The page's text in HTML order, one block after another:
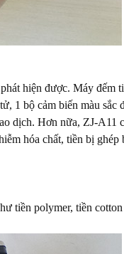
hiện được. Máy đếm
1 bộ cảm biến màu sắc
dịch. Hơn nữa, ZJ-A11
hóa chất, tiền bị ghép
tiền polymer, tiền cotton